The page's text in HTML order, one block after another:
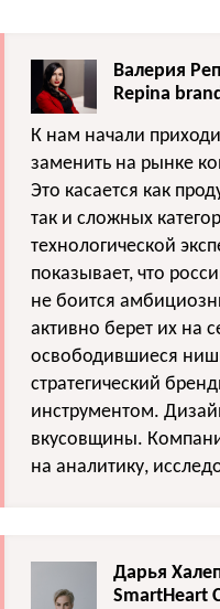
Валерия
Repina
К нам начали
заменить на рынке
Это касается как
так и сложных
технологической
показывает, что
не боится
активно берет их на
освободившиеся
стратегический
инструментом.
вкусовщины.
на аналитику,
Дарья
SmartHeart